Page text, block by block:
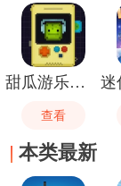
甜瓜游乐场国际版
查看
本类最新